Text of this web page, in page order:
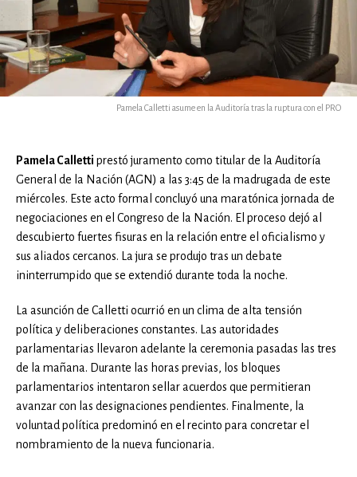
Pamela Calletti asume en la Auditoría tras la ruptura con el PRO
Pamela Calletti prestó juramento como titular de la Auditoría
General de la Nación (AGN) a las 3:45 de la madrugada de este
miércoles. Este acto formal concluyó una maratónica jornada de
negociaciones en el Congreso de la Nación. El proceso dejó al
descubierto fuertes fisuras en la relación entre el oficialismo y
sus aliados cercanos. La jura se produjo tras un debate
ininterrumpido que se extendió durante toda la noche.
La asunción de Calletti ocurrió en un clima de alta tensión
política y deliberaciones constantes. Las autoridades
parlamentarias llevaron adelante la ceremonia pasadas las tres
de la mañana. Durante las horas previas, los bloques
parlamentarios intentaron sellar acuerdos que permitieran
avanzar con las designaciones pendientes. Finalmente, la
voluntad política predominó en el recinto para concretar el
nombramiento de la nueva funcionaria.